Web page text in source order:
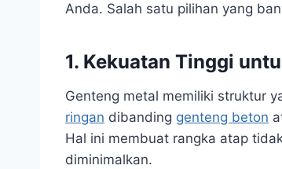
Anda. Salah satu pilihan yang
1. Kekuatan Tinggi
Genteng metal memiliki struktur
ringan dibanding genteng beton
Hal ini membuat rangka atap
diminimalkan.